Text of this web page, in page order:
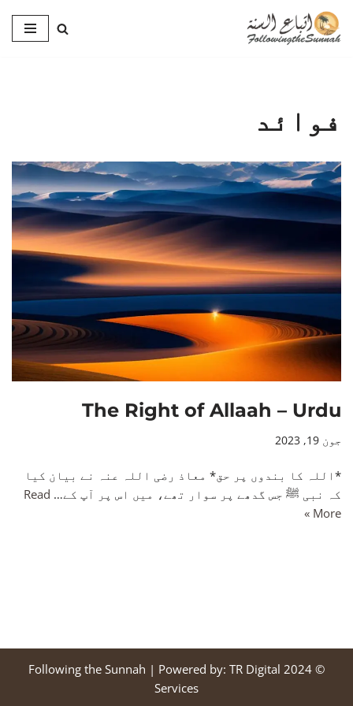
Skip
فوائد
The Right of Allaah – Urdu
جون 19, 2023
*اللہ کا بندوں پر حق* معاذ رضی اللہ عنہ نے بيان کيا
کہ نبی ﷺ جس گدھے پر سوار تھے، ميں اس پر آپ کے… Read
More »
© 2024
Following the Sunnah | Powered by: TR Digital
Services